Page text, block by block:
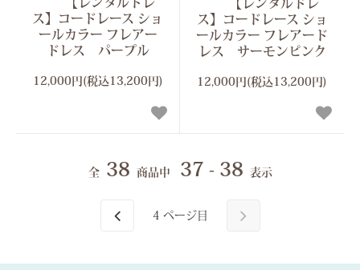
ス】コードレース ショ
ールカラー フレアー
ドレス パープル
12,000円(税込13,200円)
【レンタルドレ
ス】コードレース ショ
ールカラー フレアード
レス サーモンピンク
12,000円(税込13,200円)
全 38 商品中 37 - 38 表示
4 ページ目